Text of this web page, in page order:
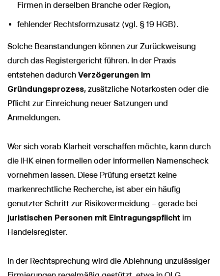
Firmen in derselben Branche oder Region,
fehlender Rechtsformzusatz (vgl. § 19 HGB).
Solche Beanstandungen können zur Zurückweisung
durch das Registergericht führen. In der Praxis
entstehen dadurch Verzögerungen im
Gründungsprozess, zusätzliche Notarkosten oder die
Pflicht zur Einreichung neuer Satzungen und
Anmeldungen.
Wer sich vorab Klarheit verschaffen möchte, kann durch
die IHK einen formellen oder informellen Namenscheck
vornehmen lassen. Diese Prüfung ersetzt keine
markenrechtliche Recherche, ist aber ein häufig
genutzter Schritt zur Risikovermeidung – gerade bei
juristischen Personen mit Eintragungspflicht im
Handelsregister.
In der Rechtsprechung wird die Ablehnung unzulässiger